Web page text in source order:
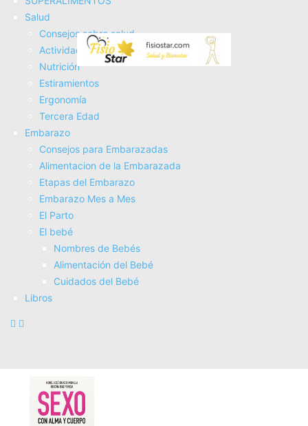
Salud
Consejos sobre salud
Actividad Fí­sica
Nutrición
Estiramientos
Ergonomí­a
Tercera Edad
Embarazo
Consejos para Embarazadas
Alimentacion de la Embarazada
Etapas del Embarazo
Embarazo Mes a Mes
El Parto
El bebé
Nombres de Bebés
Alimentación del Bebé
Cuidados del Bebé
Libros
o dolor.
Preferentemente utilizar un lubricante en gel a base de
agua, para evitar la incomodidad y dolor durante la
penetración causado por la sequedad vaginal. Tambien es
recomendable realizar
odo postparto ayudan a sanar la herida de la episiotomí­a o
cualquier desgarro más rápido, incrementan la sensibilidad
durante la penetración y mejoran la capacidad orgásmica.
Spray Calmante Postparto - Alivio del Dolor Refrescante
Instantánea con Aloe Vera para el Cuidado Posparto de...